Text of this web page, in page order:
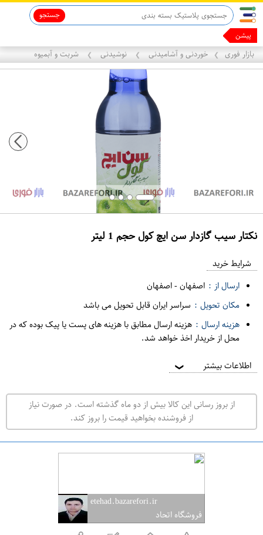
جستجو
پیشنهادهای
بازار فوری ❯ خوردنی و آشامیدنی ❯ نوشیدنی ❯ شربت و آبمیوه
نکتار سیب گازدار سن ایچ کول حجم 1 لیتر
ف
ر
ت
ه
ر
ا
ص
ف
ه
شرایط خرید
ارسال از : اصفهان-اصفهان
مکان تحویل : سراسر ایران قابل تحویل می باشد
هزینه ارسال : هزینه ارسال مطابق با هزینه های پست یا پیک بوده که در
محل از خریدار اخذ خواهد شد.
اطلاعات بیشتر ❯
از بروز رسانی این کالا بیش از دو ماه گذشته است. در صورت نیاز
از فروشنده بخواهید قیمت را بروز کند.
etehad.bazarefori.ir
فروشگاه اتحاد